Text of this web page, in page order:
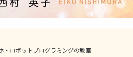
・ロボットプログラミングの教室